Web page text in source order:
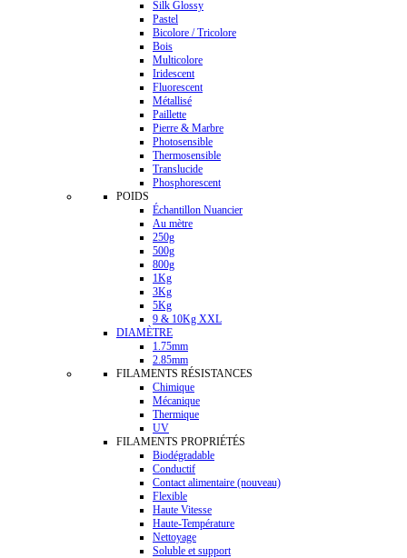
Silk Glossy
Pastel
Bicolore / Tricolore
Bois
Multicolore
Iridescent
Fluorescent
Métallisé
Paillette
Pierre & Marbre
Photosensible
Thermosensible
Translucide
Phosphorescent
POIDS
Échantillon Nuancier
Au mètre
250g
500g
800g
1Kg
3Kg
5Kg
9 & 10Kg XXL
DIAMÈTRE
1.75mm
2.85mm
FILAMENTS RÉSISTANCES
Chimique
Mécanique
Thermique
UV
FILAMENTS PROPRIÉTÉS
Biodégradable
Conductif
Contact alimentaire (nouveau)
Flexible
Haute Vitesse
Haute-Température
Nettoyage
Soluble et support